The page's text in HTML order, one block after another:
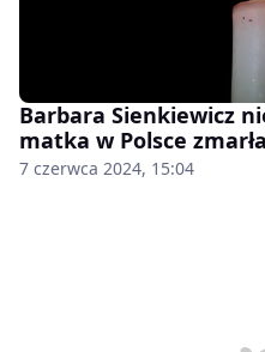
Barbara Sienkiewicz
matka w Polsce
7 czerwca 2024, 15:04